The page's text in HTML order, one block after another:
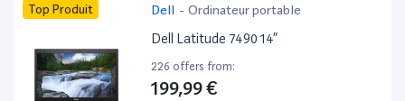
Top Produit Dell - Ordinateur portable
Dell Latitude 7490 14”
226 offers from:
199,99 €